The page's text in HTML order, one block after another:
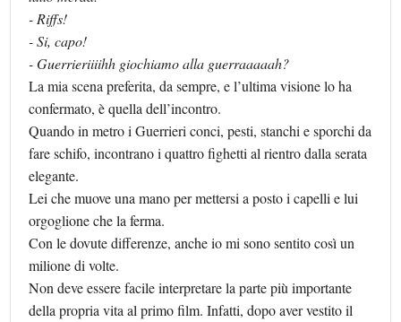
- Riffs!
- Si, capo!
- Guerrieriiiihh giochiamo alla guerraaaaah?
La mia scena preferita, da sempre, e l’ultima visione lo ha
confermato, è quella dell’incontro.
Quando in metro i Guerrieri conci, pesti, stanchi e sporchi da
fare schifo, incontrano i quattro fighetti al rientro dalla serata
elegante.
Lei che muove una mano per mettersi a posto i capelli e lui
orgoglione che la ferma.
Con le dovute differenze, anche io mi sono sentito così un
milione di volte.
Non deve essere facile interpretare la parte più importante
della propria vita al primo film. Infatti, dopo aver vestito il